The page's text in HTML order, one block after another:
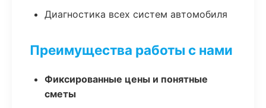
Диагностика всех систем автомобиля
Преимущества работы с нами
Фиксированные цены и понятные
сметы